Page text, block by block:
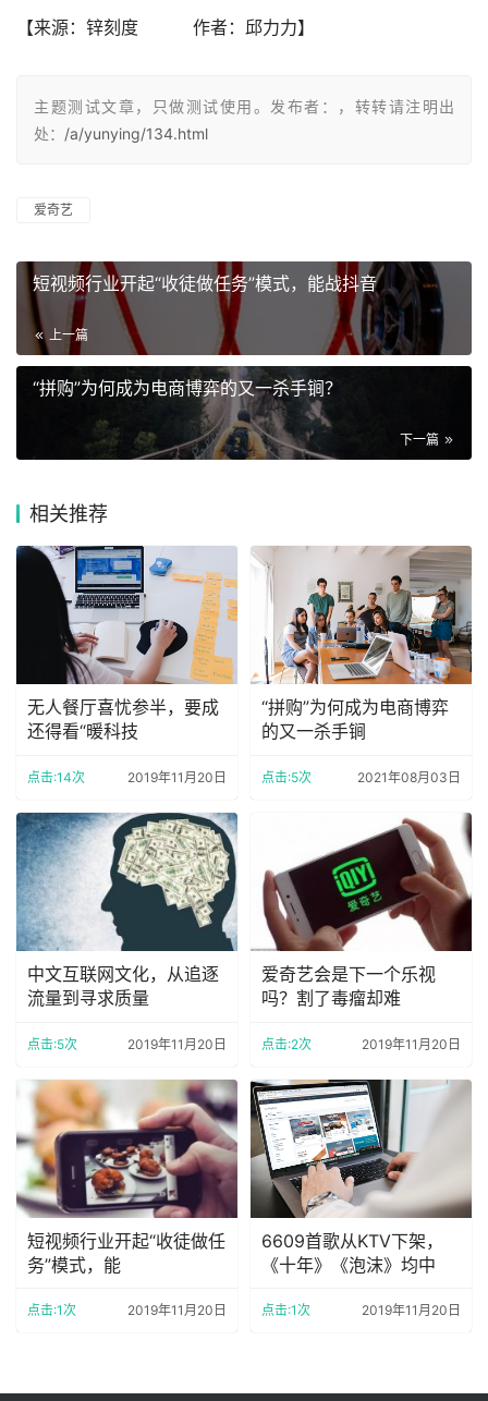
【来源： 锌刻度          作者： 邱力力】
主题测试文章，只做测试使用。发布者：，转转请注明出
处： /a/yunying/134.html
爱奇艺
短视频行业开起“收徒做任务”模式，能战抖音
上一篇
“拼购”为何成为电商博弈的又一杀手锏？
下一篇
相关推荐
无人餐厅喜忧参半，要成
还得看“暖科技
点击:14次 2019年11月20日
“拼购”为何成为电商博弈
的又一杀手锏
点击:5次 2021年08月03日
中文互联网文化，从追逐
流量到寻求质量
点击:5次 2019年11月20日
爱奇艺会是下一个乐视
吗？割了毒瘤却难
点击:2次 2019年11月20日
短视频行业开起“收徒做任
务”模式，能
点击:1次 2019年11月20日
6609首歌从KTV下架，
《十年》《泡沫》均中
点击:1次 2019年11月20日